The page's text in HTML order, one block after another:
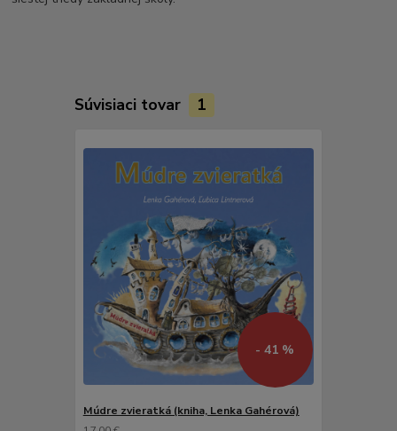
Súvisiaci tovar 1
- 41 %
Múdre zvieratká (kniha, Lenka Gahérová)